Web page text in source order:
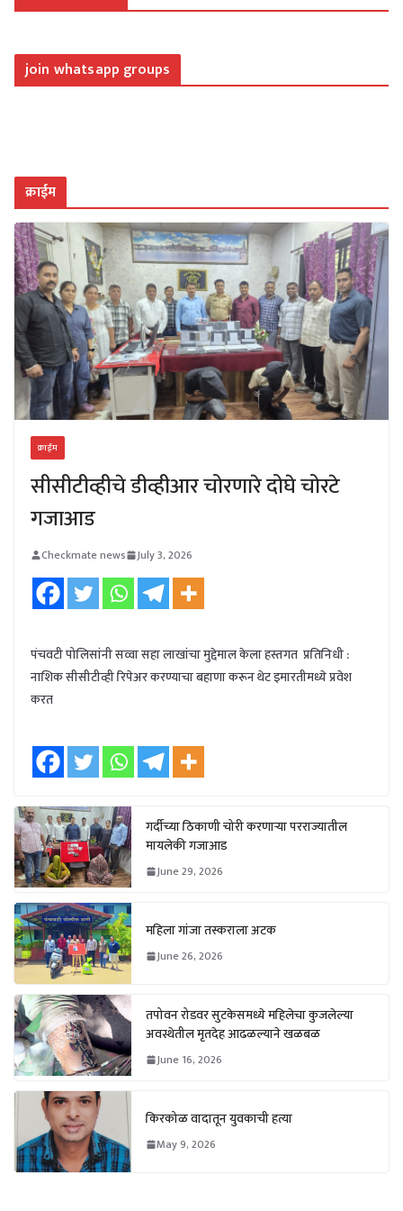
join whatsapp groups
क्राईम
क्राईम
सीसीटीव्हीचे डीव्हीआर चोरणारे दोघे चोरटे
गजाआड
Checkmate news July 3, 2026
पंचवटी पोलिसांनी सव्वा सहा लाखांचा मुद्देमाल केला हस्तगत प्रतिनिधी :
नाशिक सीसीटीव्ही रिपेअर करण्याचा बहाणा करून थेट इमारतीमध्ये प्रवेश
करत
गर्दीच्या ठिकाणी चोरी करणाऱ्या परराज्यातील
मायलेकी गजाआड
June 29, 2026
महिला गांजा तस्कराला अटक
June 26, 2026
तपोवन रोडवर सुटकेसमध्ये महिलेचा कुजलेल्या
अवस्थेतील मृतदेह आढळल्याने खळबळ
June 16, 2026
किरकोळ वादातून युवकाची हत्या
May 9, 2026